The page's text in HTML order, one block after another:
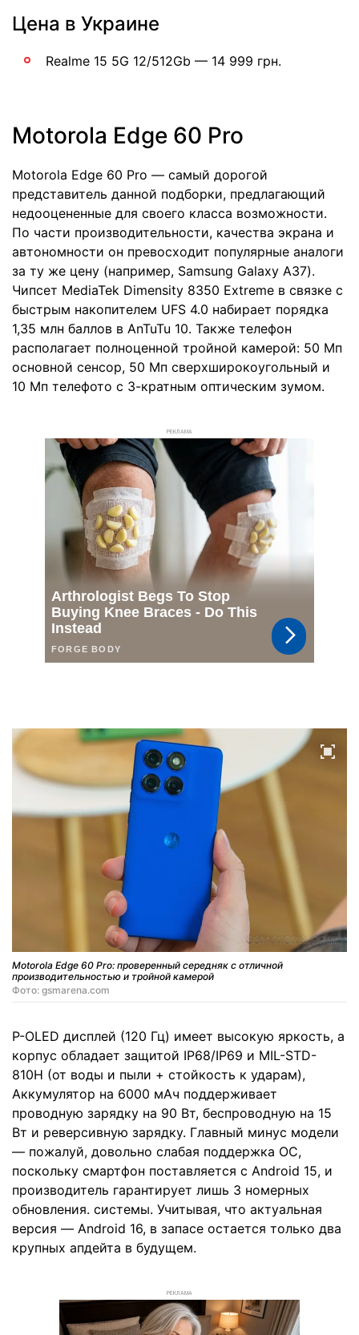
Цена в Украине
Realme 15 5G 12/512Gb — 14 999 грн.
Motorola Edge 60 Pro
Motorola Edge 60 Pro — самый дорогой
представитель данной подборки, предлагающий
недооцененные для своего класса возможности.
По части производительности, качества экрана и
автономности он превосходит популярные аналоги
за ту же цену (например, Samsung Galaxy A37).
Чипсет MediaTek Dimensity 8350 Extreme в связке с
быстрым накопителем UFS 4.0 набирает порядка
1,35 млн баллов в AnTuTu 10. Также телефон
располагает полноценной тройной камерой: 50 Мп
основной сенсор, 50 Мп сверхширокоугольный и
10 Мп телефото с 3-кратным оптическим зумом.
РЕКЛАМА
Motorola Edge 60 Pro: проверенный середняк с отличной
производительностью и тройной камерой
Фото: gsmarena.com
P-OLED дисплей (120 Гц) имеет высокую яркость, а
корпус обладает защитой IP68/IP69 и MIL-STD-
810H (от воды и пыли + стойкость к ударам),
Аккумулятор на 6000 мАч поддерживает
проводную зарядку на 90 Вт, беспроводную на 15
Вт и реверсивную зарядку. Главный минус модели
— пожалуй, довольно слабая поддержка ОС,
поскольку смартфон поставляется с Android 15, и
производитель гарантирует лишь 3 номерных
обновления. системы. Учитывая, что актуальная
версия — Android 16, в запасе остается только два
крупных апдейта в будущем.
РЕКЛАМА